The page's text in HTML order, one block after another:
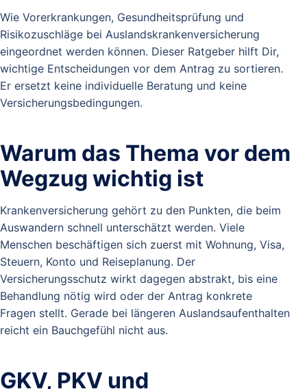
Wie Vorerkrankungen, Gesundheitsprüfung und
Risikozuschläge bei Auslandskrankenversicherung
eingeordnet werden können. Dieser Ratgeber hilft Dir,
wichtige Entscheidungen vor dem Antrag zu sortieren.
Er ersetzt keine individuelle Beratung und keine
Versicherungsbedingungen.
Warum das Thema vor dem
Wegzug wichtig ist
Krankenversicherung gehört zu den Punkten, die beim
Auswandern schnell unterschätzt werden. Viele
Menschen beschäftigen sich zuerst mit Wohnung, Visa,
Steuern, Konto und Reiseplanung. Der
Versicherungsschutz wirkt dagegen abstrakt, bis eine
Behandlung nötig wird oder der Antrag konkrete
Fragen stellt. Gerade bei längeren Auslandsaufenthalten
reicht ein Bauchgefühl nicht aus.
GKV, PKV und